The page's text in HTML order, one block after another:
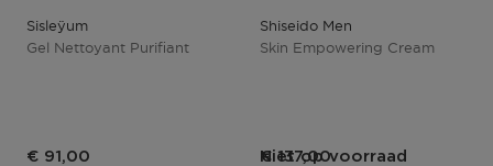
Sisleÿum
Gel Nettoyant Purifiant
€ 91,00 Niet op voorraad
Shiseido Men
Skin Empowering Cream
€ 137,00